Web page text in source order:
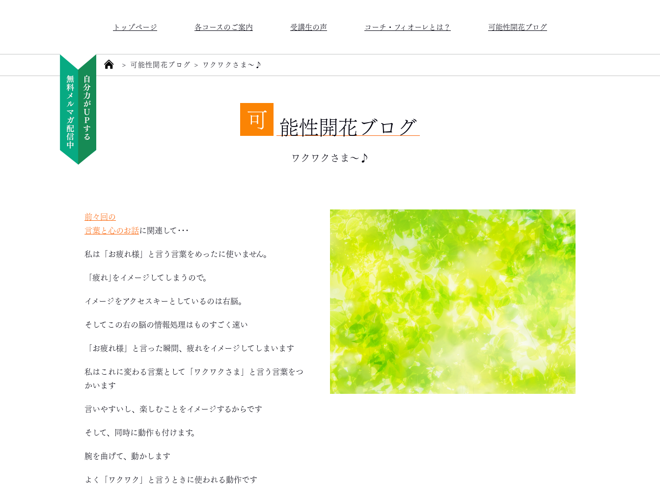
トップページ 各コースのご案内 受講生の声 コーチ・フィオーレとは？ 可能性開花ブログ
> 可能性開花ブログ > ワクワクさま～♪
可 能性開花ブログ
ワクワクさま～♪
前々回の
言葉と心のお話に関連して･･･
私は「お疲れ様」と言う言葉をめったに使いません。
「疲れ｣をイメージしてしまうので。
イメージをアクセスキーとしているのは右脳。
そしてこの右の脳の情報処理はものすごく速い
「お疲れ様」と言った瞬間、疲れをイメージしてしまいます
私はこれに変わる言葉として「ワクワクさま」と言う言葉をつ
かいます
言いやすいし、楽しむことをイメージするからです
そして、同時に動作も付けます。
腕を曲げて、動かします
よく「ワクワク」と言うときに使われる動作です